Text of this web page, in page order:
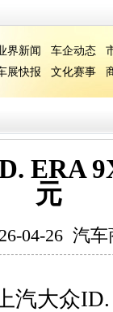
界新闻 车企动态
展快报
文化赛事
ERA
元
04-26 汽车
汽大众